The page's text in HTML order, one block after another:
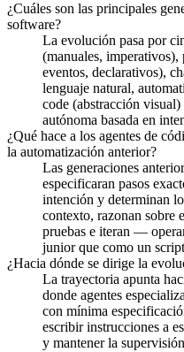
¿Cuáles son las principales
software?
La evolución pasa por
(manuales,
eventos, declarativos),
lenguaje natural,
code (abstracción
autónoma basada en
¿Qué hace a los agentes de
la automatización anterior?
Las generaciones
especificaran pasos
intención y determinan
contexto, razonan sobre
pruebas e iteran —
junior que como un
¿Hacia dónde se dirige la
La trayectoria apunta
donde agentes
con mínima
escribir instrucciones a
y mantener la